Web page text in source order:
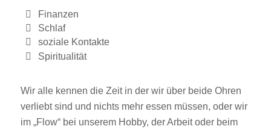
Finanzen
Schlaf
soziale Kontakte
Spiritualität
Wir alle kennen die Zeit in der wir über beide Ohren
verliebt sind und nichts mehr essen müssen, oder wir
im „Flow“ bei unserem Hobby, der Arbeit oder beim